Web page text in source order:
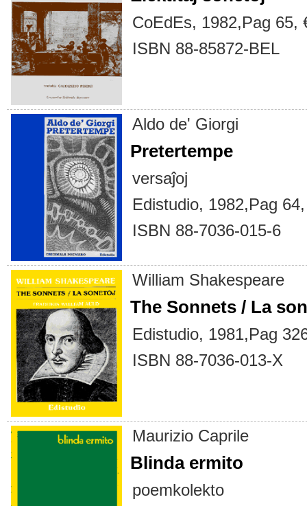
CoEdEs, 1982,Pag 65,
ISBN 88-85872-BEL
Aldo de' Giorgi
Pretertempe
versaĵoj
Edistudio, 1982,Pag
ISBN 88-7036-015-6
William Shakespeare
The Sonnets / La
Edistudio, 1981,Pag
ISBN 88-7036-013-X
Maurizio Caprile
Blinda ermito
poemkolekto